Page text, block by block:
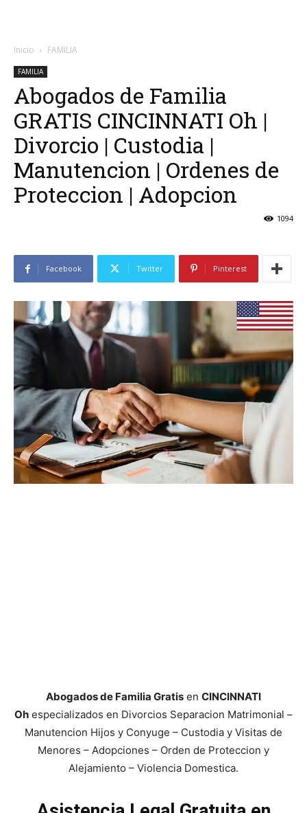
Inicio FAMILIA
FAMILIA
Abogados de Familia
GRATIS CINCINNATI Oh |
Divorcio | Custodia |
Manutencion | Ordenes de
Proteccion | Adopcion
1094
Facebook Twitter Pinterest
Abogados de Familia Gratis en CINCINNATI
Oh especializados en Divorcios Separacion Matrimonial –
Manutencion Hijos y Conyuge – Custodia y Visitas de
Menores – Adopciones – Orden de Proteccion y
Alejamiento – Violencia Domestica.